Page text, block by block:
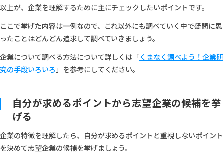
以上が、企業を理解するために主にチェックしたいポイントです。
ここで挙げた内容は一例なので、これ以外にも調べていく中で疑問に思
ったことはどんどん追求して調べていきましょう。
企業について調べる方法について詳しくは「くまなく調べよう！企業研
究の手段いろいろ」を参考にしてください。
自分が求めるポイントから志望企業の候補を挙
げる
企業の特徴を理解したら、自分が求めるポイントと重視しないポイント
を決めて志望企業の候補を挙げましょう。